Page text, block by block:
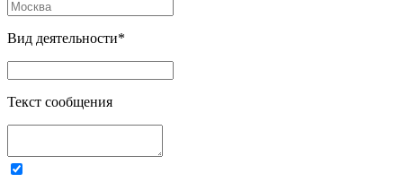
Вид деятельности*
Текст сообщения